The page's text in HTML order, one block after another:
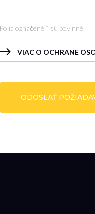
Polia označené * sú povinné
VIAC O OCHRANE